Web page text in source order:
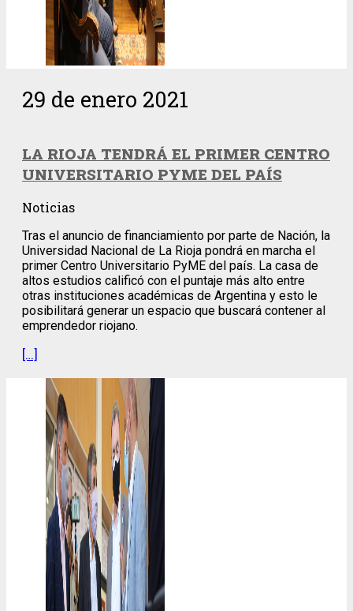
29 de enero 2021
LA RIOJA TENDRÁ EL PRIMER CENTRO
UNIVERSITARIO PYME DEL PAÍS
Noticias
Tras el anuncio de financiamiento por parte de Nación, la
Universidad Nacional de La Rioja pondrá en marcha el
primer Centro Universitario PyME del país. La casa de
altos estudios calificó con el puntaje más alto entre
otras instituciones académicas de Argentina y esto le
posibilitará generar un espacio que buscará contener al
emprendedor riojano.
[…]